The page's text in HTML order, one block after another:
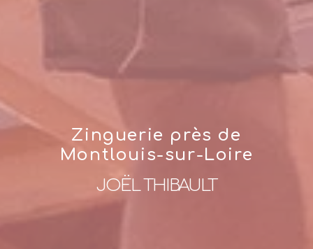
Zinguerie près de
Montlouis-sur-Loire
JOËL THIBAULT